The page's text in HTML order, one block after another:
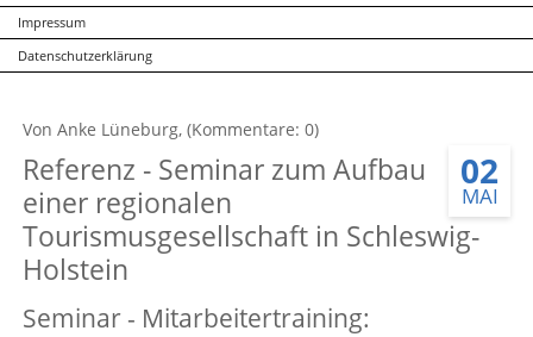
Impressum
Datenschutzerklärung
Von Anke Lüneburg, (Kommentare: 0)
02
MAI
Referenz - Seminar zum Aufbau
einer regionalen
Tourismusgesellschaft in Schleswig-
Holstein
Seminar - Mitarbeitertraining: